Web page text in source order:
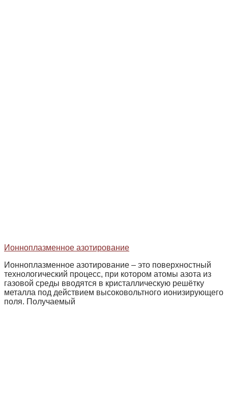
Ионноплазменное азотирование
Ионноплазменное азотирование – это поверхностный
технологический процесс, при котором атомы азота из
газовой среды вводятся в кристаллическую решётку
металла под действием высоковольтного ионизирующего
поля. Получаемый